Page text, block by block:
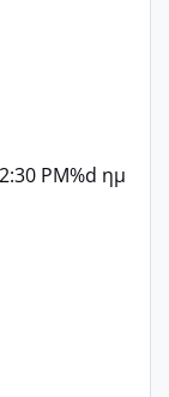
PM%d ημ